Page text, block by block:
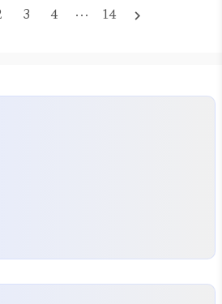
계에서 ‘청운’은 단순한
워지려는 인간의 이야
3 4 ··· 14 navigate_next